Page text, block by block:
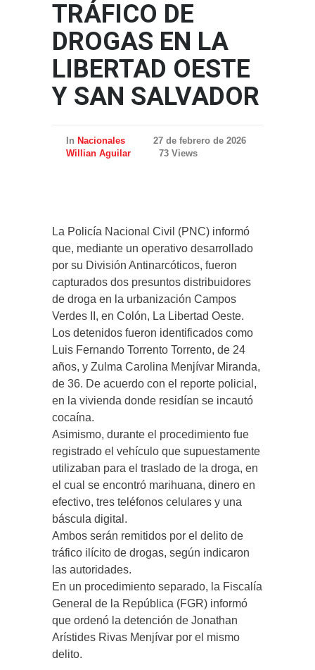
TRÁFICO DE
DROGAS EN LA
LIBERTAD OESTE
Y SAN SALVADOR
In Nacionales
27 de febrero de 2026
Willian Aguilar
73 Views
La Policía Nacional Civil (PNC) informó
que, mediante un operativo desarrollado
por su División Antinarcóticos, fueron
capturados dos presuntos distribuidores
de droga en la urbanización Campos
Verdes II, en Colón, La Libertad Oeste.
Los detenidos fueron identificados como
Luis Fernando Torrento Torrento, de 24
años, y Zulma Carolina Menjívar Miranda,
de 36. De acuerdo con el reporte policial,
en la vivienda donde residían se incautó
cocaína.
Asimismo, durante el procedimiento fue
registrado el vehículo que supuestamente
utilizaban para el traslado de la droga, en
el cual se encontró marihuana, dinero en
efectivo, tres teléfonos celulares y una
báscula digital.
Ambos serán remitidos por el delito de
tráfico ilícito de drogas, según indicaron
las autoridades.
En un procedimiento separado, la Fiscalía
General de la República (FGR) informó
que ordenó la detención de Jonathan
Arístides Rivas Menjívar por el mismo
delito.